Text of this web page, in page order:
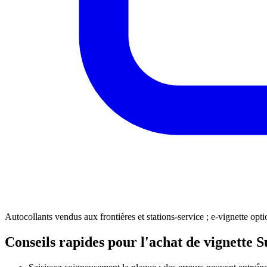
Autocollants vendus aux frontières et stations‑service ; e‑vignette
Conseils rapides pour l'achat de vignette